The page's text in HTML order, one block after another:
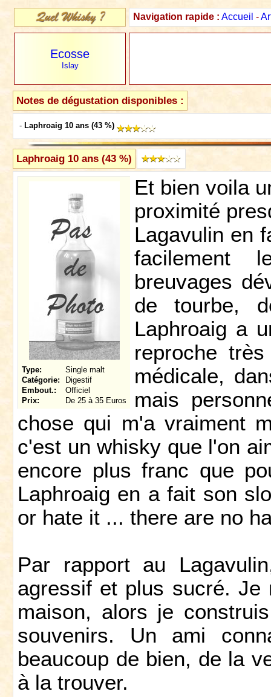
Navigation rapide : Accueil -
Ecosse
Islay
Notes de dégustation disponibles :
- Laphroaig 10 ans (43 %)
Laphroaig 10 ans (43 %)
Type:
Single malt
Catégorie:
Digestif
Embout.:
Officiel
Prix:
De 25 à 35 Euros
Et bien voila
proximité
Lagavulin en
facilement
breuvages
de tourbe,
Laphroaig a
reproche
médicale,
mais
chose qui m'a vraiment
c'est un whisky que l'on
encore plus franc que
Laphroaig en a fait son
or hate it ... there are no
Par rapport au
agressif et plus sucré.
maison, alors je
souvenirs. Un ami
beaucoup de bien, de la
à la trouver.